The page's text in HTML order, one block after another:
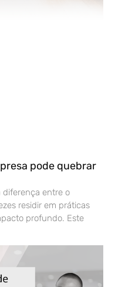
pode quebrar
diferença entre o
residir em práticas
profundo. Este